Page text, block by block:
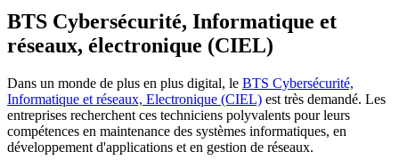
BTS Cybersécurité, Informatique et
réseaux, électronique (CIEL)
Dans un monde de plus en plus digital, le BTS Cybersécurité,
Informatique et réseaux, Electronique (CIEL) est très demandé. Les
entreprises recherchent ces techniciens polyvalents pour leurs
compétences en maintenance des systèmes informatiques, en
développement d'applications et en gestion de réseaux.